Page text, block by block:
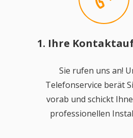
1. Ihre
Sie rufen uns an!
Telefonservice berät
vorab und schickt
professionellen